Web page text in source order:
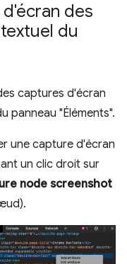
des
du
captures d'écran
panneau "Éléments".
une capture d'écran
un clic droit sur
node screenshot